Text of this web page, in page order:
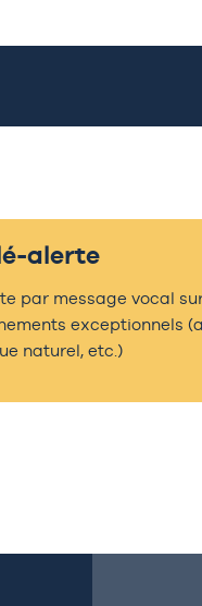
alerte
par message vocal
exceptionnels
naturel, etc.)